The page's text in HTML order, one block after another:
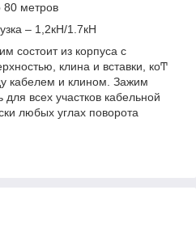
80 метров
– 1,2кН/1.7кН
состоит из корпуса с
клина и вставки, коͲ
кабелем и клином. Зажим
всех участков кабельной
любых углах поворота